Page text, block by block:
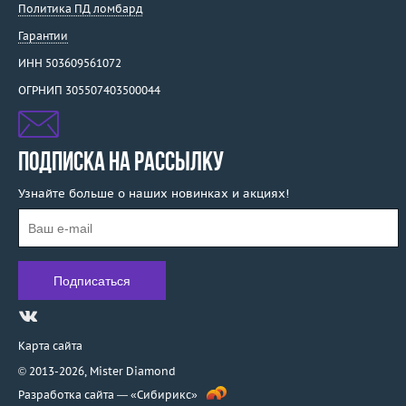
Политика ПД ломбард
Гарантии
ИНН 503609561072
ОГРНИП 305507403500044
ПОДПИСКА НА РАССЫЛКУ
Узнайте больше о наших новинках и акциях!
Карта сайта
© 2013-2026, Mister Diamond
Разработка сайта — «Сибирикс»